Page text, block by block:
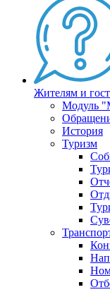
Жителям и
Модуль
История
Туризм